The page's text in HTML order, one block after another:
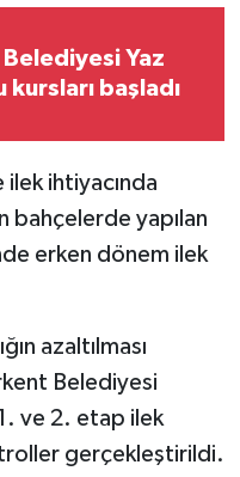
Yaz
kursları başladı
ilek ihtiyacında
bahçelerde yapılan
erken dönem ilek
azaltılması
Belediyesi
ve 2. etap ilek
gerçekleştirildi.